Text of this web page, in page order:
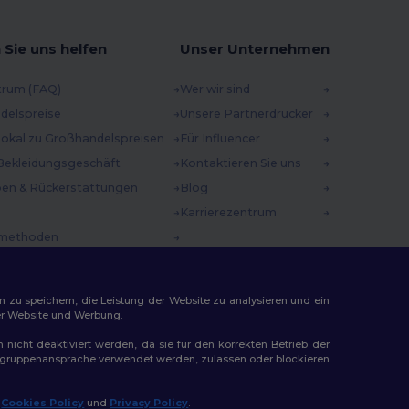
Sie uns helfen
(FAQ)
zu Großhandelspreisen
& Rückerstattungen
Unser Unternehmen
Wer wir sind
Unsere Partnerdrucker
Für Influencer
Kontaktieren Sie uns
Blog
Karrierezentrum
zu speichern, die Leistung der Website zu analysieren und ein
Website und Werbung.
nicht deaktiviert werden, da sie für den korrekten Betrieb der
verwendet werden, zulassen oder blockieren
Cookies Policy und Privacy Policy.